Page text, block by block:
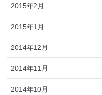
2015年2月
2015年1月
2014年12月
2014年11月
2014年10月